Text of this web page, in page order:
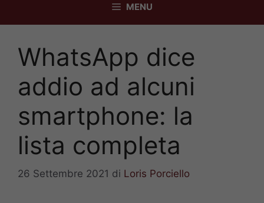
MENU
WhatsApp dice
addio ad alcuni
smartphone: la
lista completa
26 Settembre 2021 di Loris Porciello